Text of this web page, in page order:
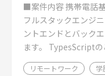
■案件内容 携帯電話
フルスタックエンジ
ントエンドとバック
ます。 TypesScriptの
リモートワーク 学